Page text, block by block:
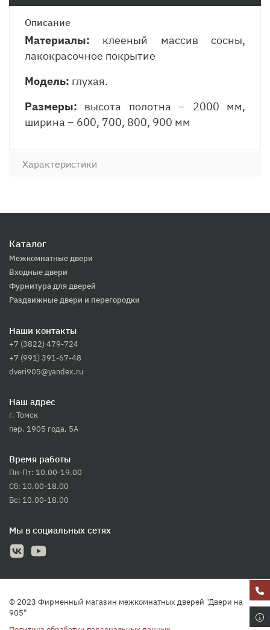
Описание
Материалы: клееный массив сосны,
лакокрасочное покрытие
Модель: глухая.
Размеры: высота полотна – 2000 мм,
ширина – 600, 700, 800, 900 мм
Характеристики
Каталог
Межкомнатные двери
Входные двери
Фурнитура для дверей
Раздвижные двери и перегородки
Наши контакты
+7 (3822) 479-724
+7 (991) 391-67-48
dveri905@yandex.ru
Наш адрес
г. Томск
пер. 1905 года, 5А
Время работы
Пн-Пт: 10.00-19.00
Сб: 10.00-18.00
Вс: 10.00-18.00
Мы в социальных сетях
© 2023 Фирменный магазин межкомнатных дверей "Двери на
905"